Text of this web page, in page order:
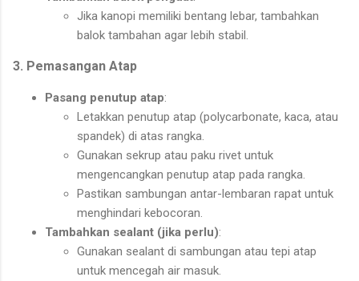
Jika kanopi memiliki bentang lebar, tambahkan
balok tambahan agar lebih stabil.
3. Pemasangan Atap
Pasang penutup atap:
Letakkan penutup atap (polycarbonate, kaca, atau
spandek) di atas rangka.
Gunakan sekrup atau paku rivet untuk
mengencangkan penutup atap pada rangka.
Pastikan sambungan antar-lembaran rapat untuk
menghindari kebocoran.
Tambahkan sealant (jika perlu):
Gunakan sealant di sambungan atau tepi atap
untuk mencegah air masuk.